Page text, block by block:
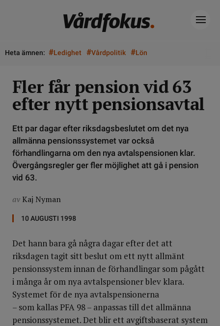
Heta ämnen: #Ledighet #Vårdpolitik #Lön
Fler får pension vid 63
efter nytt pensionsavtal
Ett par dagar efter riksdagsbeslutet om det nya
allmänna pensionssystemet var också
förhandlingarna om den nya avtalspensionen klar.
Övergångsregler ger fler möjlighet att gå i pension
vid 63.
av Kaj Nyman
10 AUGUSTI 1998
Det hann bara gå några dagar efter det att
riksdagen tagit sitt beslut om ett nytt allmänt
pensionssystem innan de förhandlingar som pågått
i många år om nya avtalspensioner blev klara.
Systemet för de nya avtalspensionerna
– som kallas PFA 98 – anpassas till det allmänna
pensionssystemet. Det blir ett avgiftsbaserat system